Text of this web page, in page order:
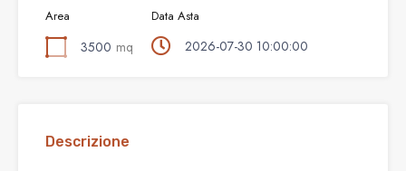
Area
3500 mq
Data Asta
2026-07-30 10:00:00
Descrizione